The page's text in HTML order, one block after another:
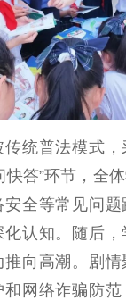
爱国主义教育
色资源保护利
用
新闻出版
全民阅读
扫黄打非
电影工作
普法模式，
快答”环节，全
全等常见问
认知。随后，
向高潮。剧
网络诈骗防